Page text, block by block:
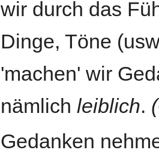
wir durch das
Dinge, Töne
'machen' wir
nämlich leiblich.
Gedanken